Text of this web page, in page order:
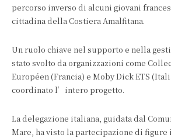
percorso inverso di alcuni giovani
cittadina della Costiera Amalfitana.
Un ruolo chiave nel supporto e nella
stato svolto da organizzazioni come
Européen (Francia) e Moby Dick ETS
coordinato l’intero progetto.
La delegazione italiana, guidata dal
Mare, ha visto la partecipazione di